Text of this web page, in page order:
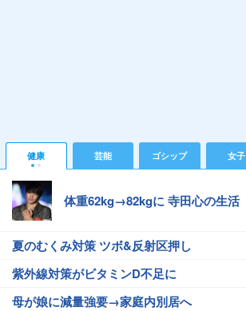
健康 芸能 ゴシップ 女子
体重62kg→82kgに 寺田心の生活
夏のむくみ対策 ツボ&反射区押し
紫外線対策がビタミンD不足に
母が娘に減量強要→家庭内別居へ